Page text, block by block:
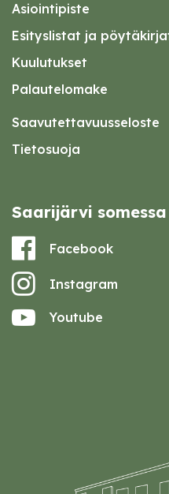
Asiointipiste
Esityslistat ja
Kuulutukset
Palautelomake
Saavutettavuusseloste
Tietosuoja
Saarijärvi somessa
Facebook
Instagram
Youtube